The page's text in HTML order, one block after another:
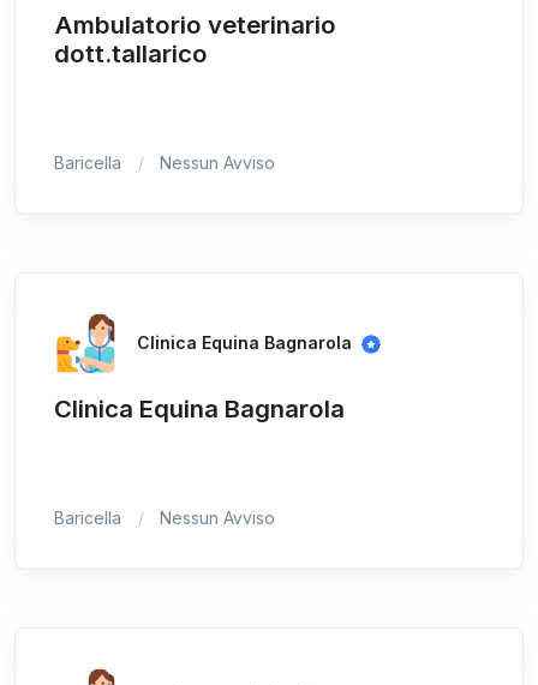
Ambulatorio veterinario
dott.tallarico
Baricella Nessun Avviso
Clinica Equina Bagnarola
Clinica Equina Bagnarola
Baricella Nessun Avviso